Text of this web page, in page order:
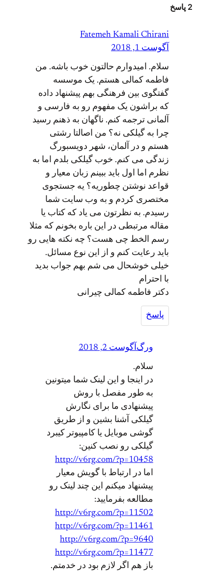
2 پاسخ
Fatemeh Kamali Chirani
آگوست 1, 2018
سلام. امیدوارم حالتون خوب باشه. من
فاطمه کمالی هستم. یک موسسه
گفتگوی بین فرهنگی بهم پیشنهاد داده
که براشون یک مفهوم رو به فارسی و
آلمانی ترجمه کنم. ناگهان به ذهنم رسید
چرا به گیلکی نه؟ من اصالتا رشتی
هستم و در آلمان، شهر دویسبورگ
زندگی می کنم. خوب گیلکی بلدم اما به
نظرم اما اول باید ببینم زبان معیار و
قواعد نوشتن چطوریه؟ یه جستجوی
مختصری کردم و به وب سایت شما
رسیدم. به نظرتون می یاد که کتاب یا
مقاله مرتبطی در این باره بخونم که مثلا
رسم الخط چی هست؟ چه نکته هایی رو
باید رعایت کنم و از این نوع مسائل.
خیلی خوشحال می شم بهم جواب بدید
با احترام
دکتر فاطمه کمالی چیرانی
پاسخ
ورگآگوست 2, 2018
سلام.
در اینجا و این لینک شما میتونین
به طور مفصل با روش
پیشنهادی ما برای نگارش
گیلکی آشنا بشین و از طریق
گوشی موبایل یا کامپیوتر کیبرد
گیلکی رو نصب کنین:
http://v6rg.com/?p=10458
اما در ارتباط با گویش معیار
پیشنهاد میکنم این چند لینک رو
مطالعه بفرمایید:
http://v6rg.com/?p=11502
http://v6rg.com/?p=11461
http://v6rg.com/?p=9640
http://v6rg.com/?p=11477
باز هم اگر لازم بود در خدمتم.